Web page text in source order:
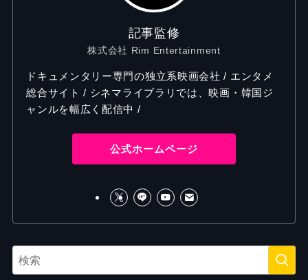
記事監修
株式会社 Rim Entertainment
ドキュメンタリー専門の独立系映画会社 / エンタメ
総合サイト / シネマライブラリでは、映画・韓国ジ
ャンルを幅広く配信中 /
公式ホームページ